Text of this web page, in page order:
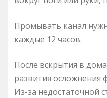
Промывать канал
каждые 12 часов.
После вскрытия в
развития осложнения
Из-за недостаточной